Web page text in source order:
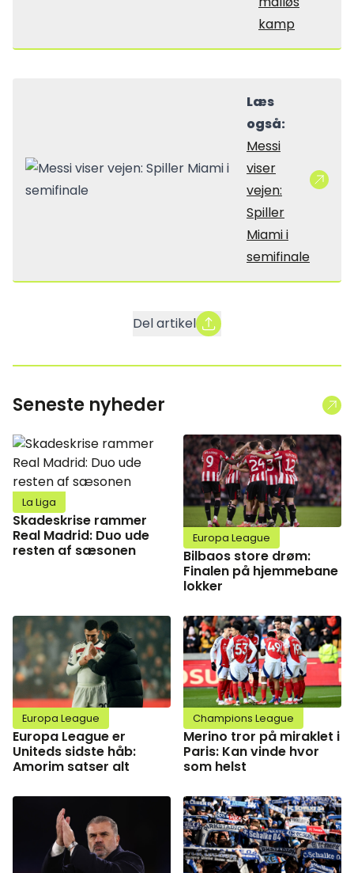
kamp
Læs
også:
Messi
viser
vejen:
Spiller
Miami i
semifinale
Del artikel
Seneste nyheder
La Liga
Skadeskrise rammer
Real Madrid: Duo ude
resten af sæsonen
Europa League
Bilbaos store drøm:
Finalen på hjemmebane
lokker
Europa League
Europa League er
Uniteds sidste håb:
Amorim satser alt
Champions League
Merino tror på miraklet i
Paris: Kan vinde hvor
som helst